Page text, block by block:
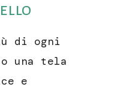
di ogni
una tela
e